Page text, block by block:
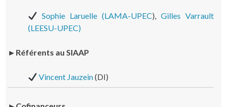
Sophie Laruelle (LAMA-UPEC), Gilles Varrault
(LEESU-UPEC)
►Référents au SIAAP
Vincent Jauzein(DI)